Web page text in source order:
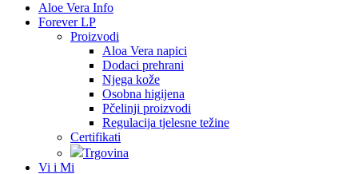
Aloe Vera Info
Forever LP
Proizvodi
Aloa Vera napici
Dodaci prehrani
Njega kože
Osobna higijena
Pčelinji proizvodi
Regulacija tjelesne težine
Certifikati
Trgovina
Vi i Mi